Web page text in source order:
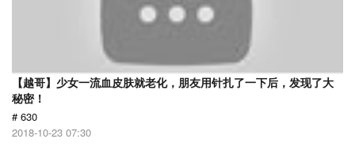
【越哥】少女一流血皮肤就老化，朋友用针扎了一下后，发现了大
秘密！
# 630
2018-10-23 07:30